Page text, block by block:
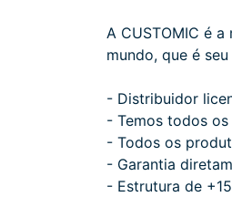
A CUSTOMIC é
mundo, que é
- Distribuidor
- Temos todos
- Todos os
- Garantia
- Estrutura de